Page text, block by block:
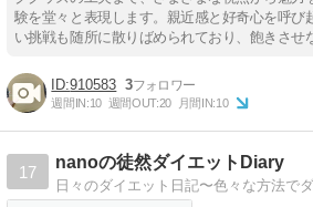
験を堂々と表現します。親近感と好奇心を呼び
い挑戦も随所に散りばめられており、飽きさせ
910583 3
週間IN:10 週間OUT:20 月間IN:10
17
nanoの徒然ダイエットDiary